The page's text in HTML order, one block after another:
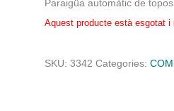
Paraigüa automàtic de
Aquest producte està esgotat i
SKU:3342 Categories: